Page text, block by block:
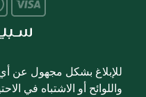
للإبلاغ بشكل مجهول عن
واللوائح أو الاشتباه في